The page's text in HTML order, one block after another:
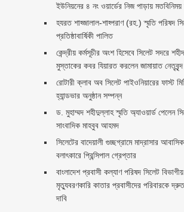
ইউনিয়নের ৪ নং ওয়ার্ডের নিজ পাড়ায়
হযরত শাহ্জালাল-শাহ্পরাণ (রহ.) স্মৃতি পরিষদ
প্রতিষ্ঠাবার্ষিকী পালিত ‎​
কেন্দ্রীয় কর্মসূচীর অংশ হিসেবে সিলেট সদরে
মুস্তাকের কবর যিয়ারত করলেন জামায়াত নেতৃবৃন্দ ‎
রোটারী ক্লাব অব সিলেট পাইওনিয়ারের ফাস্ট
হ্যান্ডভার অনুষ্ঠান সম্পন্ন
ড. মুহাম্মদ শহীদুল্লাহ স্মৃতি অ্যাওয়ার্ড পেলেন
সাংবাদিক মাহবুব আহমদ
সিলেটের বাদেয়ালী গুচ্ছগ্রামে মাদ্রাসার
বলাৎকারে প্রিন্সিপাল গ্রেপ্তার ‎
বাংলাদেশ প্রবাসী কল্যাণ পরিষদ সিলেট
মৃত্যুবরণকারি কাতার প্রবাসীদের পরিবারকে
দাবি